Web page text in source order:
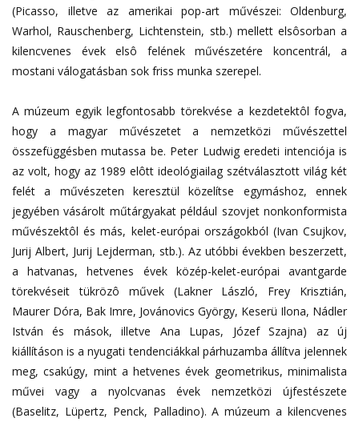
(Picasso, illetve az amerikai pop-art művészei: Oldenburg,
Warhol, Rauschenberg, Lichtenstein, stb.) mellett elsôsorban a
kilencvenes évek elsô felének művészetére koncentrál, a
mostani válogatásban sok friss munka szerepel.
A múzeum egyik legfontosabb törekvése a kezdetektôl fogva,
hogy a magyar művészetet a nemzetközi művészettel
összefüggésben mutassa be. Peter Ludwig eredeti intenciója is
az volt, hogy az 1989 elôtt ideológiailag szétválasztott világ két
felét a művészeten keresztül közelítse egymáshoz, ennek
jegyében vásárolt műtárgyakat például szovjet nonkonformista
művészektôl és más, kelet-európai országokból (Ivan Csujkov,
Jurij Albert, Jurij Lejderman, stb.). Az utóbbi években beszerzett,
a hatvanas, hetvenes évek közép-kelet-európai avantgarde
törekvéseit tükrözô művek (Lakner László, Frey Krisztián,
Maurer Dóra, Bak Imre, Jovánovics György, Keserü Ilona, Nádler
István és mások, illetve Ana Lupas, Józef Szajna) az új
kiállításon is a nyugati tendenciákkal párhuzamba állítva jelennek
meg, csakúgy, mint a hetvenes évek geometrikus, minimalista
művei vagy a nyolcvanas évek nemzetközi újfestészete
(Baselitz, Lüpertz, Penck, Palladino). A múzeum a kilencvenes